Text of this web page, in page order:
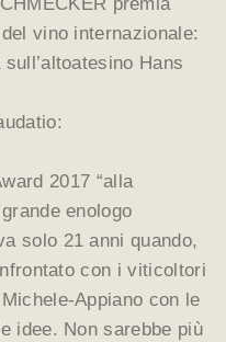
vino internazionale:
Hans
2017 “alla
enologo
solo 21 anni quando,
con i viticoltori
Appiano con le
idee. Non sarebbe più